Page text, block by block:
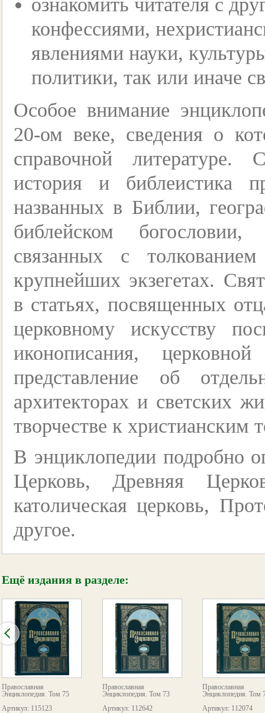
конфессиями,
явлениями науки,
политики, так или иначе
Особое внимание
20-ом веке, сведения о
справочной литературе.
история и библеистика
названных в Библии,
библейском
связанных с
крупнейших экзегетах.
в статьях, посвященных
церковному искусству
иконописания,
представление об
архитекторах и светских
творчестве к христианским
В энциклопедии подробно
Церковь, Древняя
католическая церковь,
другое.
Ещё издания в разделе:
Православная
Энциклопедия. Том 75
Артикул: 115123
Православная
Энциклопедия. Том 73
Артикул: 112642
Православная
Энциклопедия. Том
Артикул: 112074